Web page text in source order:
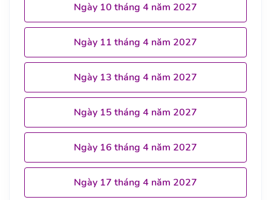
Ngày 10 tháng 4 năm 2027
Ngày 11 tháng 4 năm 2027
Ngày 13 tháng 4 năm 2027
Ngày 15 tháng 4 năm 2027
Ngày 16 tháng 4 năm 2027
Ngày 17 tháng 4 năm 2027